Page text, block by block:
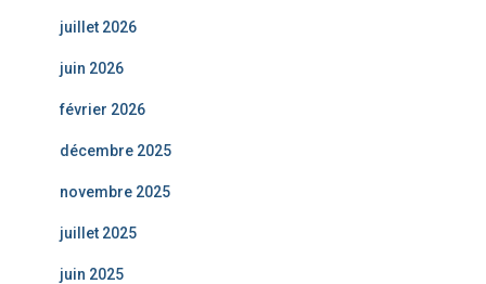
juillet 2026
juin 2026
février 2026
décembre 2025
novembre 2025
juillet 2025
juin 2025